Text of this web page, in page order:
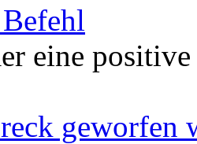
eine
geworfen